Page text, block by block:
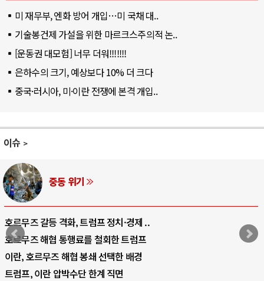
미 재무부, 엔화 방어 개입…미 국채 대..
기술봉건제 가설을 위한 마르크스주의적 논..
[운동권 대모험] 너무 더워!!!!!!!
은하수의 크기, 예상보다 10% 더 크다
중국·러시아, 미·이란 전쟁에 본격 개입..
이슈
AI와 인간
중국 AI, 저가 공세로 글로벌 토큰 시..
AI 국부펀드 구상 놓고 미국 진보진영 ..
AI 데이터센터 반대 투쟁은 새로운 글로..
AI의 숨은 환경 비용: 데이터센터 확산..